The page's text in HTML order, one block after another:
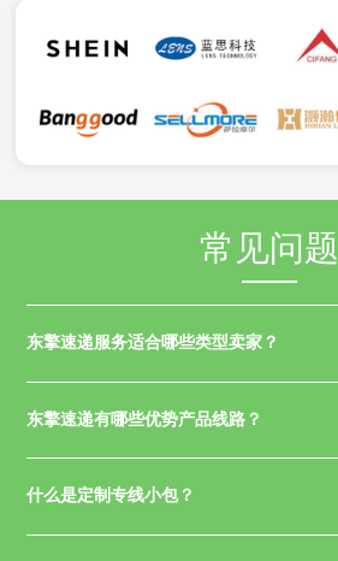
常见问题
东擎速递服务适合哪些类型卖家？
东擎速递有哪些优势产品线路？
什么是定制专线小包？